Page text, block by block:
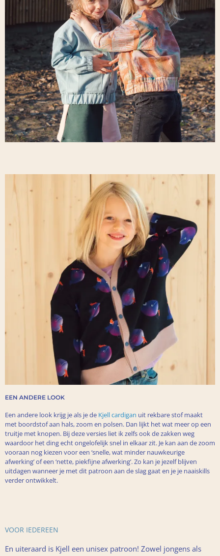
EEN ANDERE LOOK
Een andere look krijg je als je de Kjell cardigan uit rekbare stof maakt
met boordstof aan hals, zoom en polsen. Dan lijkt het wat meer op een
truitje met knopen. Bij deze versies liet ik zelfs ook de zakken weg
waardoor het ding echt ongelofelijk snel in elkaar zit. Je kan aan de zoom
vooraan nog kiezen voor een ‘snelle, wat minder nauwkeurige
afwerking’ of een ‘nette, piekfijne afwerking’. Zo kan je jezelf blijven
uitdagen wanneer je met dit patroon aan de slag gaat en je je naaiskills
verder ontwikkelt.
VOOR IEDEREEN
En uiteraard is Kjell een unisex patroon! Zowel jongens als